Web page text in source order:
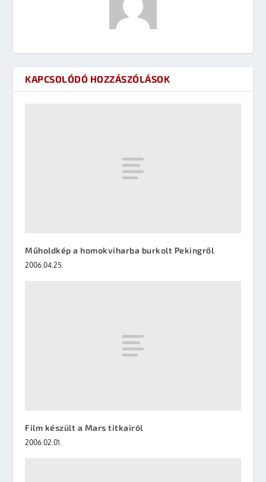
KAPCSOLÓDÓ HOZZÁSZÓLÁSOK
Műholdkép a homokviharba burkolt Pekingről
2006.04.25.
Film készült a Mars titkairól
2006.02.01.